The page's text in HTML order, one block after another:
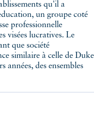
qu'il a
un groupe coté
professionnelle
visées lucratives. Le
que société
similaire à celle de Duke
années, des ensembles
Bregal capital
regroupés au sein de